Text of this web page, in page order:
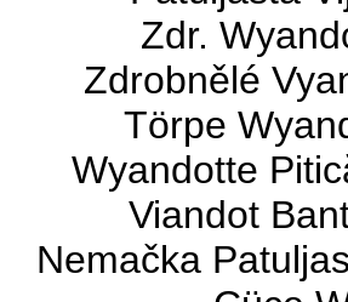
Zdr.
Zdrobnělé
Törpe
Wyandotte
Viandot
Nemačka